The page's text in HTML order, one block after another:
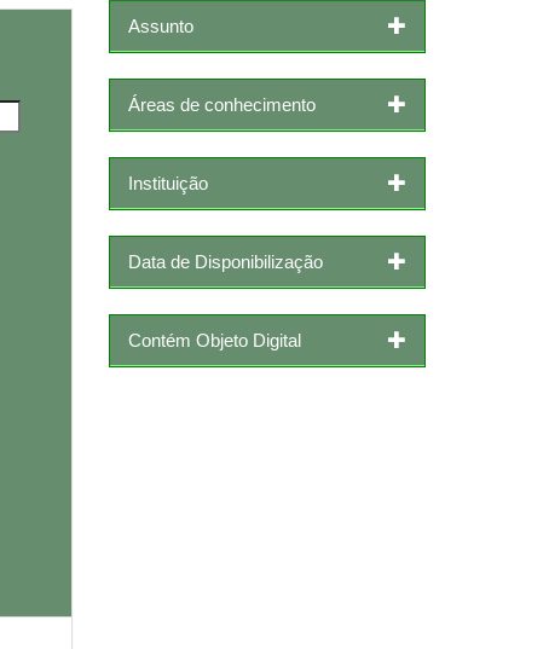
Assunto
Áreas de conhecimento
Instituição
Data de Disponibilização
Contém Objeto Digital